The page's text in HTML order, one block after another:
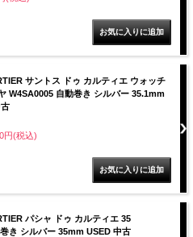
サントス ドゥ カルティエ ウォッチ
W4SA0005 自動巻き シルバー 35.1mm
円(税込)
パシャ ドゥ カルティエ 35
き シルバー 35mm USED 中古